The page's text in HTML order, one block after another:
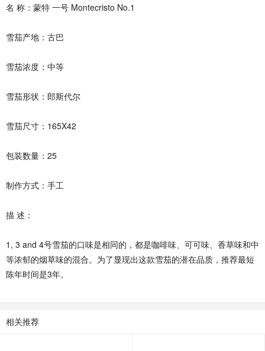
名 称：蒙特 一号 Montecristo No.1
雪茄产地：古巴
雪茄浓度：中等
雪茄形状：郎斯代尔
雪茄尺寸：165X42
包装数量：25
制作方式：手工
描 述：
1, 3 and 4号雪茄的口味是相同的，都是咖啡味、可可味、香草味和中
等浓郁的烟草味的混合。为了显现出这款雪茄的潜在品质，推荐最短
陈年时间是3年。
相关推荐